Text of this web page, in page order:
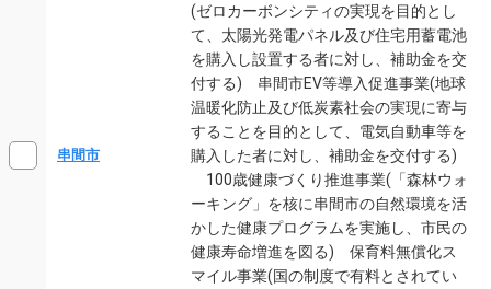
串間市
(ゼロカーボンシティの実現を目的とし
て、太陽光発電パネル及び住宅用蓄電池
を購入し設置する者に対し、補助金を交
付する) 串間市EV等導入促進事業(地球
温暖化防止及び低炭素社会の実現に寄与
することを目的として、電気自動車等を
購入した者に対し、補助金を交付する)
100歳健康づくり推進事業(「森林ウォ
ーキング」を核に串間市の自然環境を活
かした健康プログラムを実施し、市民の
健康寿命増進を図る) 保育料無償化ス
マイル事業(国の制度で有料とされてい